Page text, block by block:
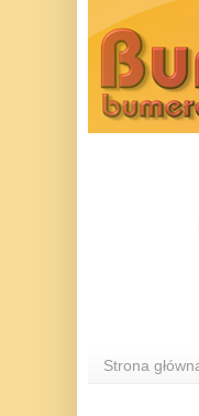
Strona